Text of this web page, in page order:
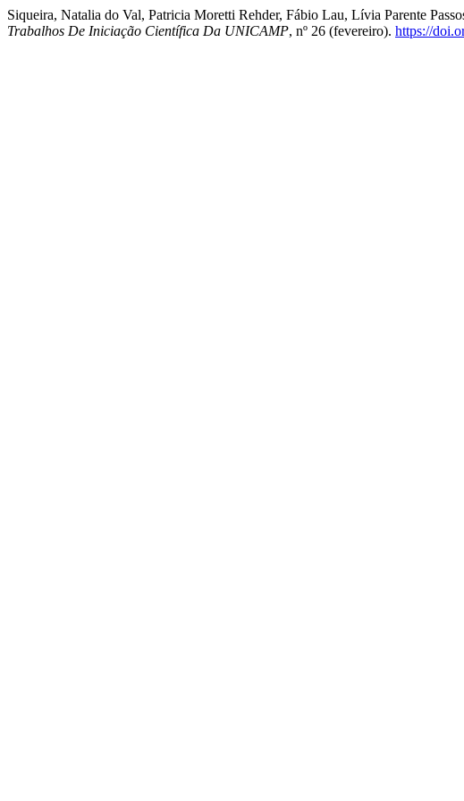
Siqueira, Natalia do Val, Patricia Moretti Rehder, Fábio Lau, Lívia Parente
Trabalhos De Iniciação Científica Da UNICAMP, nº 26 (fevereiro). https://